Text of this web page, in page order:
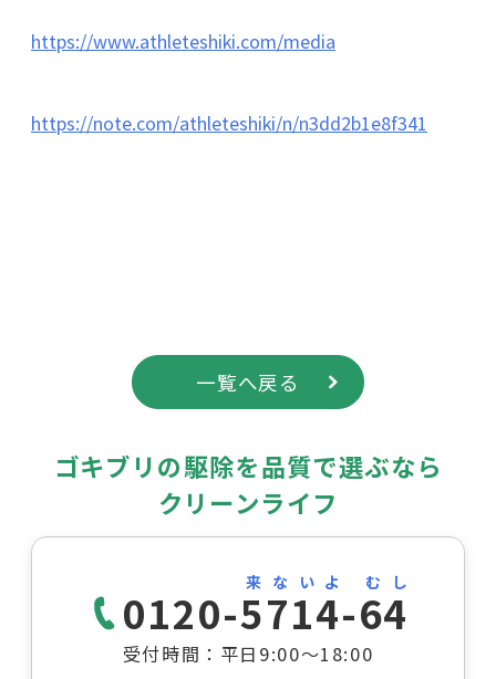
https://www.athleteshiki.com/media
https://note.com/athleteshiki/n/n3dd2b1e8f341
一覧へ戻る
ゴキブリの駆除を品質で選ぶなら
クリーンライフ
0120-5714-64
来ないよ むし
受付時間：平日9:00～18:00